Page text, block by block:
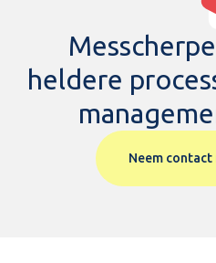
heldere
Neem contact